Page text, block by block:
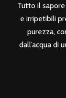
Tutto il
e irripetibili
purezza,
dall’acqua di